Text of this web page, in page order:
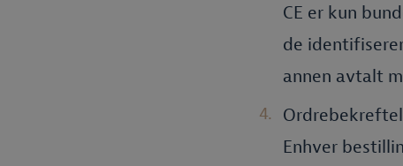
CE er kun
de
annen avtalt
Enhver